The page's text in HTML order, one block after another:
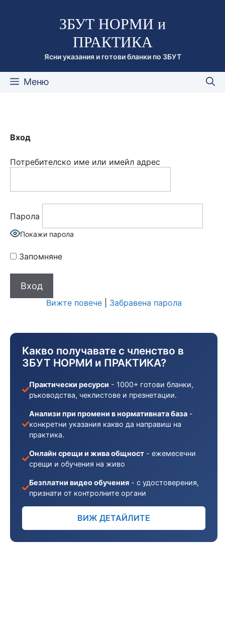
съдържаниетоЗБУТ НОРМИ и
ПРАКТИКА
Ясни указания и готови бланки по ЗБУТ
Меню
Вход
Потребителско име или имейл адрес
Парола
Покажи парола
Запомняне
Вижте повече| Забравена парола
Какво получавате с членство в
ЗБУТ НОРМИ и ПРАКТИКА?
Практически ресурси - 1000+ готови бланки,
ръководства, чеклистове и презнетации.
Анализи при промени в нормативната база -
конкретни указания какво да направиш на
практика.
Онлайн срещи и жива общност - ежемесечни
срещи и обучения на живо
Безплатни видео обучения - с удостоверения,
признати от контролните органи
ВИЖ ДЕТАЙЛИТЕ